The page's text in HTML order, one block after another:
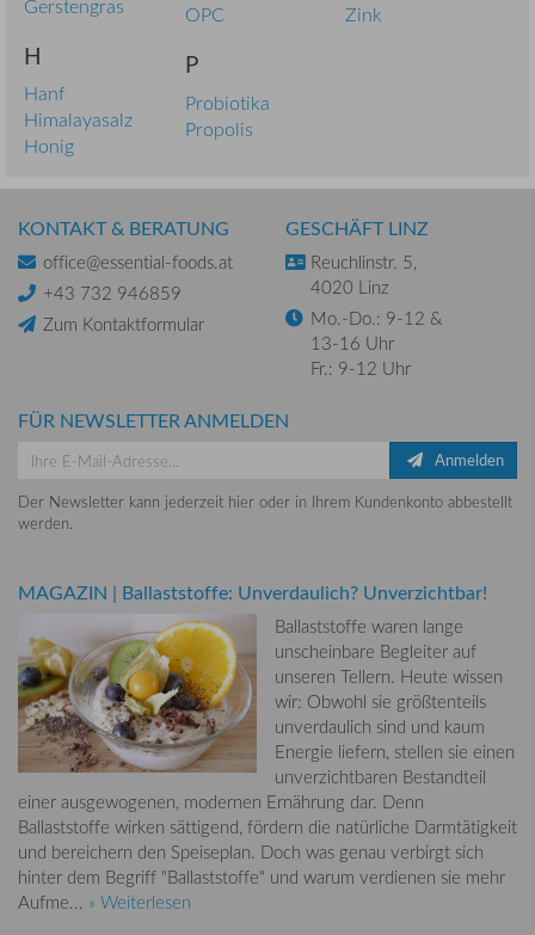
Gerstengras
H
Hanf
Himalayasalz
Honig
OPC
P
Probiotika
Propolis
Zink
KONTAKT & BERATUNG
office@essential-foods.at
+43 732 946859
Zum Kontaktformular
GESCHÄFT LINZ
Reuchlinstr. 5,
4020 Linz
Mo.-Do.: 9-12 &
13-16 Uhr
Fr.: 9-12 Uhr
FÜR NEWSLETTER ANMELDEN
Anmelden
Der Newsletter kann jederzeit hier oder in Ihrem Kundenkonto abbestellt
werden.
MAGAZIN | Ballaststoffe: Unverdaulich? Unverzichtbar!
Ballaststoffe waren lange
unscheinbare Begleiter auf
unseren Tellern. Heute wissen
wir: Obwohl sie größtenteils
unverdaulich sind und kaum
Energie liefern, stellen sie einen
unverzichtbaren Bestandteil
einer ausgewogenen, modernen Ernährung dar. Denn
Ballaststoffe wirken sättigend, fördern die natürliche Darmtätigkeit
und bereichern den Speiseplan. Doch was genau verbirgt sich
hinter dem Begriff "Ballaststoffe" und warum verdienen sie mehr
Aufme... » Weiterlesen